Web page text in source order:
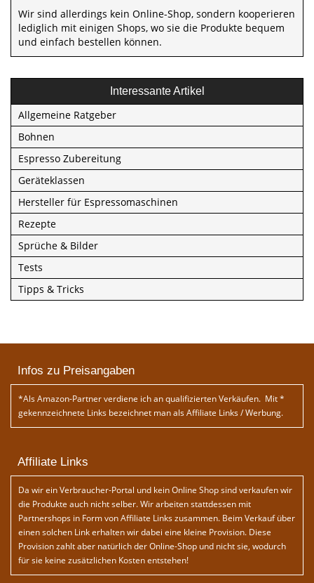
Wir sind allerdings kein Online-Shop, sondern kooperieren
lediglich mit einigen Shops, wo sie die Produkte bequem
und einfach bestellen können.
Interessante Artikel
Allgemeine Ratgeber
Bohnen
Espresso Zubereitung
Geräteklassen
Hersteller für Espressomaschinen
Rezepte
Sprüche & Bilder
Tests
Tipps & Tricks
Infos zu Preisangaben
*Als Amazon-Partner verdiene ich an qualifizierten Verkäufen. Mit *
gekennzeichnete Links bezeichnet man als Affiliate Links / Werbung.
Affiliate Links
Da wir ein Verbraucher-Portal und kein Online Shop sind verkaufen wir
die Produkte auch nicht selber. Wir arbeiten stattdessen mit
Partnershops in Form von Affiliate Links zusammen. Beim Verkauf über
einen solchen Link erhalten wir dabei eine kleine Provision. Diese
Provision zahlt aber natürlich der Online-Shop und nicht sie, wodurch
für sie keine zusätzlichen Kosten entstehen!